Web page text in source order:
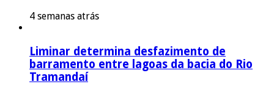
4 semanas atrás
Liminar determina desfazimento de
barramento entre lagoas da bacia do Rio
Tramandaí